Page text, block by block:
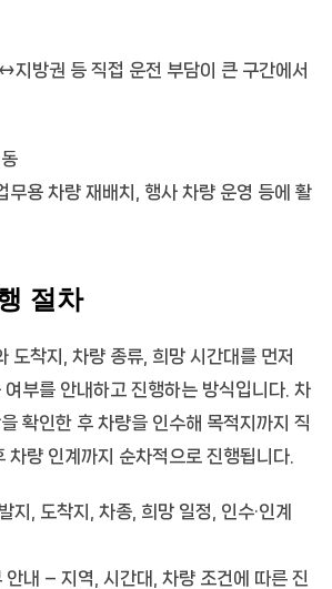
방권 등 직접 운전 부담이 큰 구간에서
무용 차량 재배치, 행사 차량 운영 등에 활
절차
도착지, 차량 종류, 희망 시간대를 먼저
부를 안내하고 진행하는 방식입니다. 차
확인한 후 차량을 인수해 목적지까지 직
차량 인계까지 순차적으로 진행됩니다.
지, 도착지, 차종, 희망 일정, 인수·인계
안내 – 지역, 시간대, 차량 조건에 따른 진